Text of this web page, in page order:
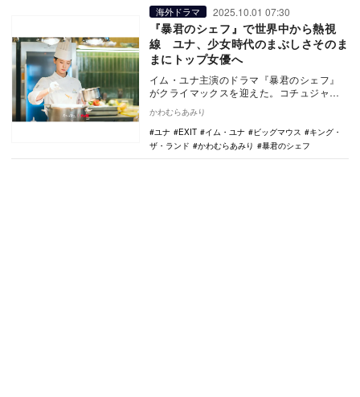
海外ドラマ 2025.10.01 07:30
『暴君のシェフ』で世界中から熱視
線 ユナ、少女時代のまぶしさそのま
まにトップ女優へ
イム・ユナ主演のドラマ『暴君のシェフ』
がクライマックスを迎えた。コチュジャン
黒ごまマカロン…
かわむらあみり
ユナ
EXIT イム・ユナ ビッグマウス
キング・
ザ・ランド
かわむらあみり 暴君のシェフ